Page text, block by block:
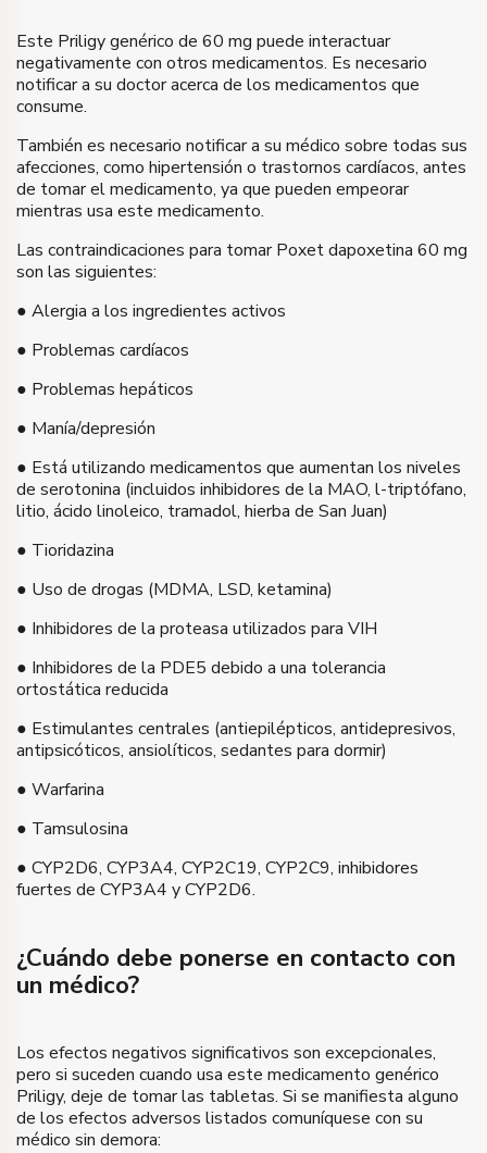
Este Priligy genérico de 60 mg puede interactuar
negativamente con otros medicamentos. Es necesario
notificar a su doctor acerca de los medicamentos que
consume.
También es necesario notificar a su médico sobre todas sus
afecciones, como hipertensión o trastornos cardíacos, antes
de tomar el medicamento, ya que pueden empeorar
mientras usa este medicamento.
Las contraindicaciones para tomar Poxet dapoxetina 60 mg
son las siguientes:
● Alergia a los ingredientes activos
● Problemas cardíacos
● Problemas hepáticos
● Manía/depresión
● Está utilizando medicamentos que aumentan los niveles
de serotonina (incluidos inhibidores de la MAO, l-triptófano,
litio, ácido linoleico, tramadol, hierba de San Juan)
● Tioridazina
● Uso de drogas (MDMA, LSD, ketamina)
● Inhibidores de la proteasa utilizados para VIH
● Inhibidores de la PDE5 debido a una tolerancia
ortostática reducida
● Estimulantes centrales (antiepilépticos, antidepresivos,
antipsicóticos, ansiolíticos, sedantes para dormir)
● Warfarina
● Tamsulosina
● CYP2D6, CYP3A4, CYP2C19, CYP2C9, inhibidores
fuertes de CYP3A4 y CYP2D6.
¿Cuándo debe ponerse en contacto con
un médico?
Los efectos negativos significativos son excepcionales,
pero si suceden cuando usa este medicamento genérico
Priligy, deje de tomar las tabletas. Si se manifiesta alguno
de los efectos adversos listados comuníquese con su
médico sin demora: